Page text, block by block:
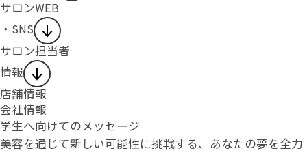
サロンWEB
・SNS
サロン担当者
情報
店舗情報
会社情報
学生へ向けてのメッセージ
美容を通じて新しい可能性に挑戦する、あなたの夢を全力